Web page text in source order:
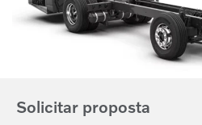
Solicitar proposta